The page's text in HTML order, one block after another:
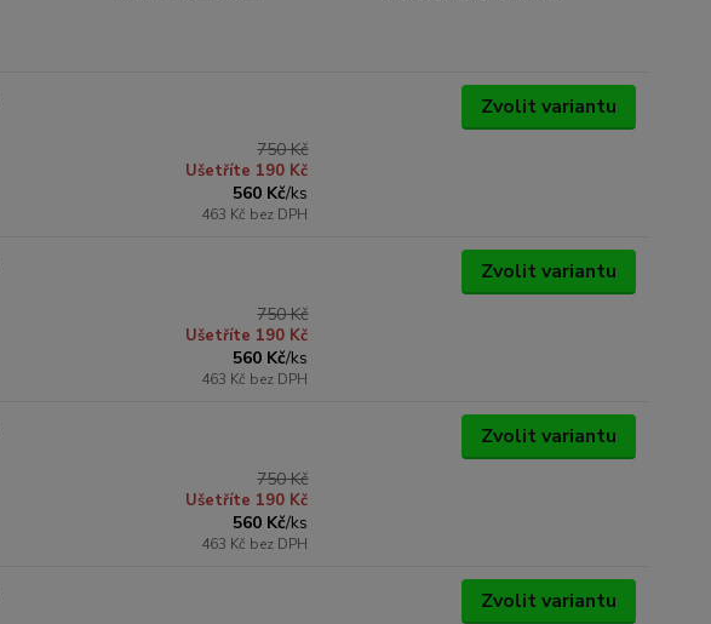
750 Kč
Ušetříte 190 Kč
560 Kč/ks
463 Kč bez DPH
Zvolit variantu
750 Kč
Ušetříte 190 Kč
560 Kč/ks
463 Kč bez DPH
Zvolit variantu
750 Kč
Ušetříte 190 Kč
560 Kč/ks
463 Kč bez DPH
Zvolit variantu
Zvolit variantu